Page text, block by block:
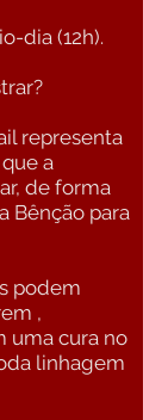
dia (12h).
representa
a
de forma
Bênção para
podem
,
uma cura no
linhagem